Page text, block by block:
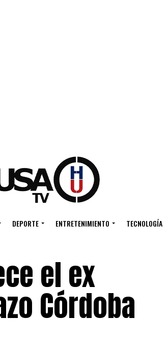
DEPORTE ENTRETENIMIENTO TECNOLOGÍA
el ex
Córdoba